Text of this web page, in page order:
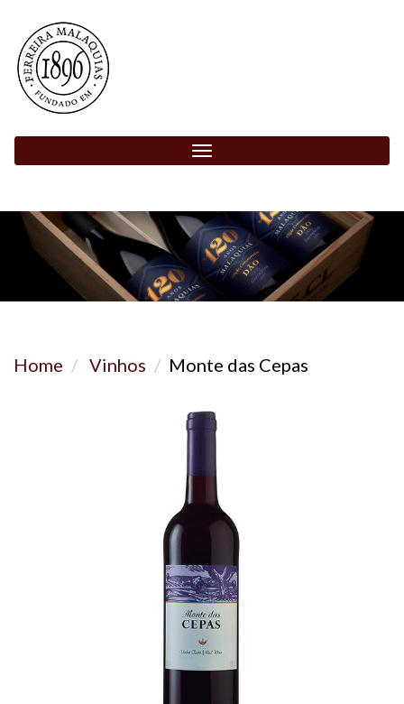
Toggle
navigation
Home Vinhos Monte das Cepas